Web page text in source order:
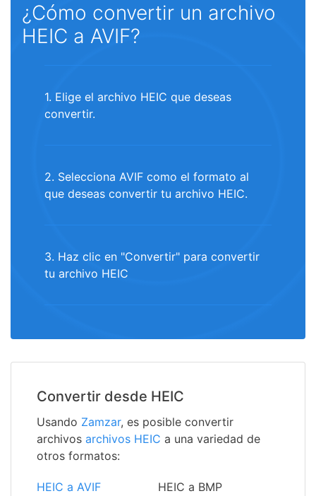
¿Cómo convertir un archivo
HEIC a AVIF?
1. Elige el archivo HEIC que deseas
convertir.
2. Selecciona AVIF como el formato al
que deseas convertir tu archivo HEIC.
3. Haz clic en "Convertir" para convertir
tu archivo HEIC
Convertir desde HEIC
Usando Zamzar, es posible convertir
archivos archivos HEIC a una variedad de
otros formatos:
HEIC a AVIF
HEIC a BMP